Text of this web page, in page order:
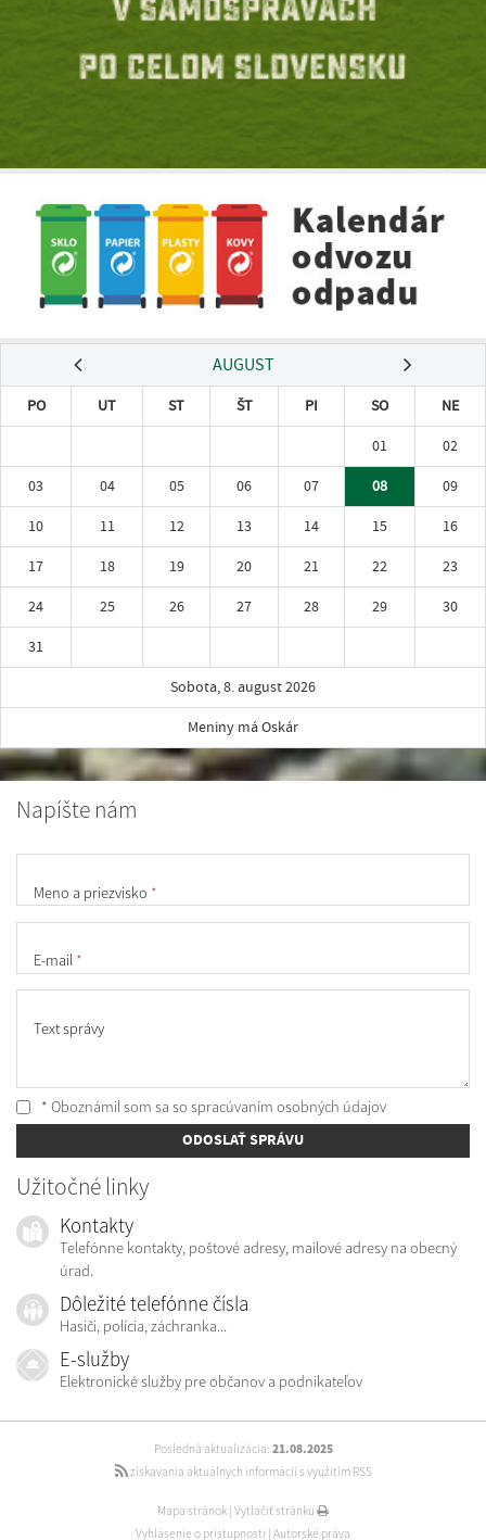
AUGUST
PO UT ST ŠT PI SO
NE
01
02
03
04 05 06 07 08
09
10
11 12 13 14 15
16
17
18 19 20 21 22
23
24
25 26 27 28 29
30
31
Sobota, 8. august 2026
Meniny má Oskár
Napíšte nám
Meno a priezvisko *
E-mail *
Text správy
* Oboznámil som sa so spracúvaním osobných údajov
ODOSLAŤ SPRÁVU
Užitočné linky
Kontakty
Telefónne kontakty, poštové adresy, mailové adresy na obecný
úrad.
Dôležité telefónne čísla
Hasiči, polícia, záchranka...
E-služby
Elektronické služby pre občanov a podnikateľov
Posledná aktualizácia: 21.08.2025
získavania aktuálnych informácií s využitím RSS
Mapa stránok | Vytlačiť stránku
Vyhlásenie o prístupnosti | Autorské práva